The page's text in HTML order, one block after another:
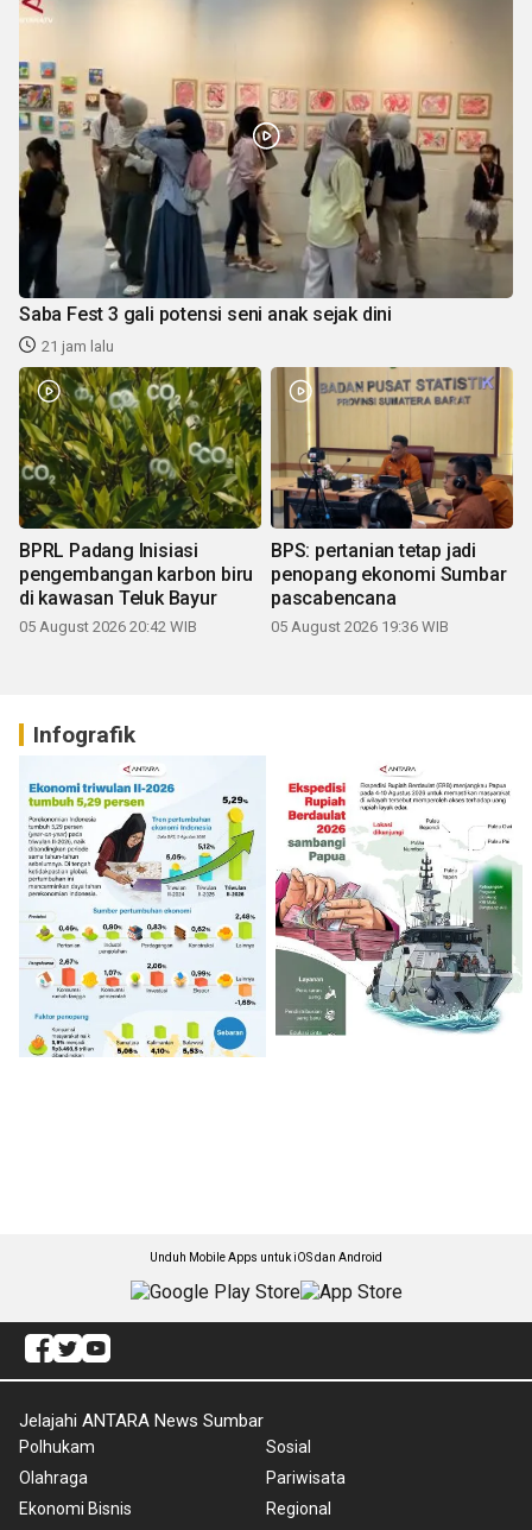
Saba Fest 3 gali potensi seni anak sejak dini
21 jam lalu
BPRL Padang Inisiasi
pengembangan karbon biru
di kawasan Teluk Bayur
05 August 2026 20:42 WIB
BPS: pertanian tetap jadi
penopang ekonomi Sumbar
pascabencana
05 August 2026 19:36 WIB
Infografik
Unduh Mobile Apps untuk iOS dan Android
Jelajahi ANTARA News Sumbar
Polhukam
Olahraga
Ekonomi Bisnis
Sosial
Pariwisata
Regional